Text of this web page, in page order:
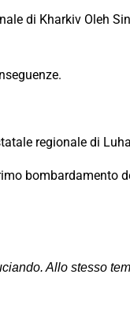
di Kharkiv Oleh
regionale di
bombardamento
Allo stesso